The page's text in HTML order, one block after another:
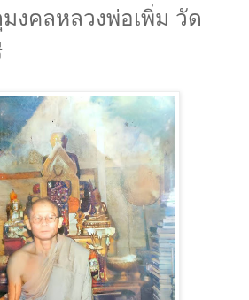
งคลหลวงพ่อเพิ่ม วัด